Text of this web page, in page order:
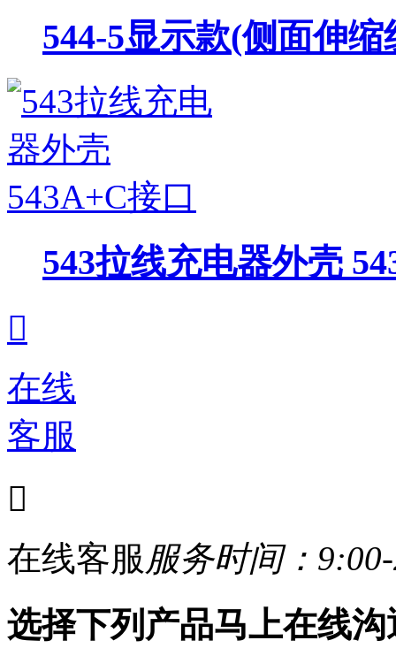
544-5显示款(侧面伸
543拉线充电器外壳

在线
客服

在线客服 服务时间：
选择下列产品马上在线沟